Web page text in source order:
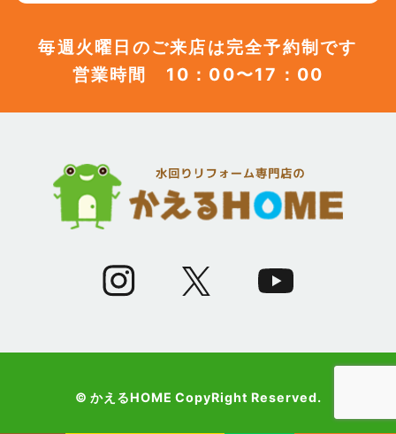
毎週火曜日のご来店は完全予約制です
営業時間 10：00〜17：00
© かえるHOME CopyRight Reserved.